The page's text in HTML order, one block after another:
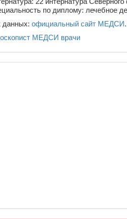
по диплому: лечебное
данных: официальный сайт МЕДСИ.
МЕДСИ врачи